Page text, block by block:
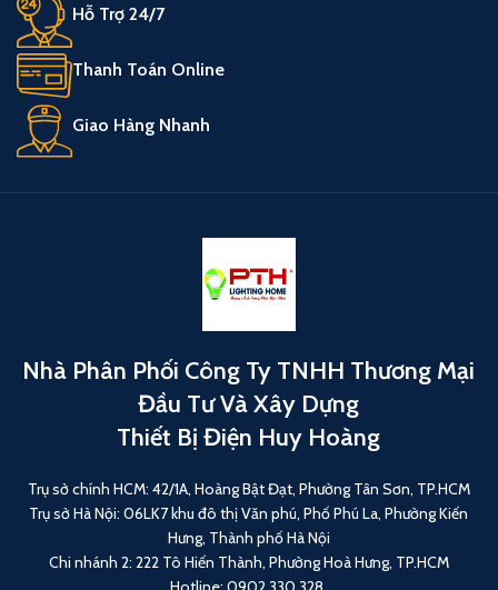
Hỗ Trợ 24/7
Thanh Toán Online
Giao Hàng Nhanh
Nhà Phân Phối Công Ty TNHH Thương Mại
Đầu Tư Và Xây Dựng
Thiết Bị Điện Huy Hoàng
Trụ sở chính HCM: 42/1A, Hoàng Bật Đạt, Phường Tân Sơn, TP.HCM
Trụ sở Hà Nội: 06LK7 khu đô thị Văn phú, Phố Phú La, Phường Kiến
Hưng, Thành phố Hà Nội
Chi nhánh 2: 222 Tô Hiến Thành, Phường Hoà Hưng, TP.HCM